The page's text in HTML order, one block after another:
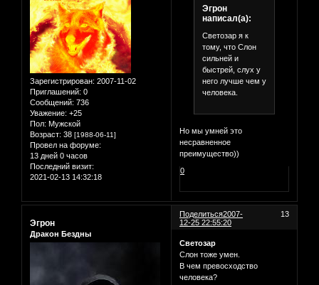
Зарегистрирован: 2007-11-02
Приглашений: 0
Сообщений: 736
Уважение: +25
Пол: Мужской
Возраст: 38 [1988-06-11]
Провел на форуме:
13 дней 0 часов
Последний визит:
2021-02-13 14:32:18
Эгрон
написал(а):
Светозар я к
тому, что Слон
сильней и
быстрей, слух у
него лучше чем у
человека.
Но мы умней это
несравненное
преимущество))
0
Поделиться 13
2007-
12-25 22:55:20
Эгрон
Дракон Бездны
Светозар
Слон тоже умен.
В чем превосходство
человека?